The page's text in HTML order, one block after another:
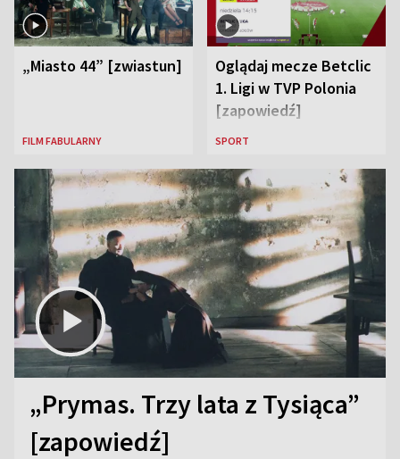
„Miasto 44” [zwiastun]
FILM FABULARNY
Oglądaj mecze Betclic
1. Ligi w TVP Polonia
[zapowiedź]
SPORT
„Prymas. Trzy lata z Tysiąca”
[zapowiedź]